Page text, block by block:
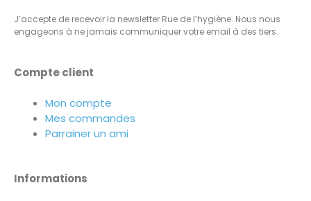
J’accepte de recevoir la newsletter Rue de l’hygiène. Nous nous
engageons à ne jamais communiquer votre email à des tiers.
Compte client
Mon compte
Mes commandes
Parrainer un ami
Informations